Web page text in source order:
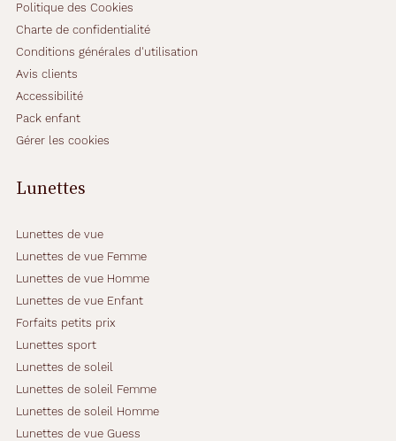
Politique des Cookies
Charte de confidentialité
Conditions générales d'utilisation
Avis clients
Accessibilité
Pack enfant
Gérer les cookies
Lunettes
Lunettes de vue
Lunettes de vue Femme
Lunettes de vue Homme
Lunettes de vue Enfant
Forfaits petits prix
Lunettes sport
Lunettes de soleil
Lunettes de soleil Femme
Lunettes de soleil Homme
Lunettes de vue Guess